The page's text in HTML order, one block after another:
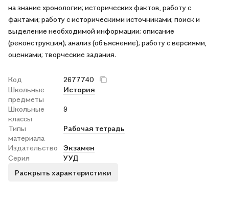
на знание хронологии; исторических фактов, работу с
фактами; работу с историческими источниками; поиск и
выделение необходимой информации; описание
(реконструкция); анализ (объяснение); работу с версиями,
оценками; творческие задания.
Код
2677740
Школьные
предметы
История
Школьные
классы
9
Типы
материала
Рабочая тетрадь
Издательство
Экзамен
Серия
УУД
Раскрыть характеристики